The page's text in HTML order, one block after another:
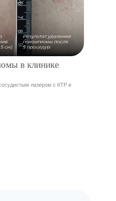
в клинике
лазером с КТР в